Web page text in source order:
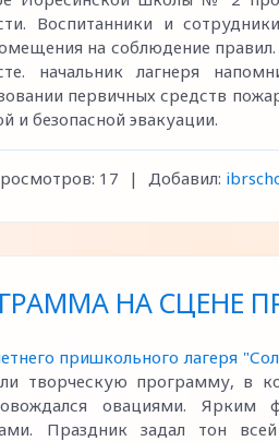
Воспитанники и
на соблюдение
начальник лагнеря
первичных средств
и безопасной эвакуации.
17 | Добавил:
НА СЦЕНЕ
пришкольного лагеря
творческую программу, в
овациями. Ярким
Праздник задал тон